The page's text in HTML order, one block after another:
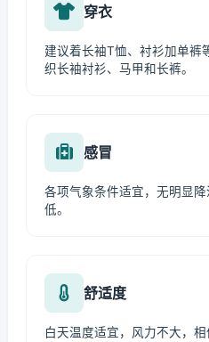
穿衣
建议着长袖T恤、衬衫加单裤
织长袖衬衫、马甲和长裤。
感冒
各项气象条件适宜，无明显
低。
舒适度
白天温度适宜，风力不大，